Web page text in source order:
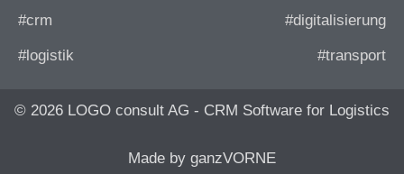
#crm #digitalisierung
#logistik #transport
© 2026 LOGO consult AG - CRM Software for Logistics
Made by ganzVORNE